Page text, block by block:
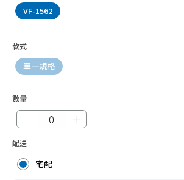
檯燈、夾燈、配件
捕蚊拍
掛燙機、熨斗
除毛球機、縫紉機
電話、對講機
插座、延長線
辦公家電
VF-1562
款式
單一規格
數量
配送
宅配